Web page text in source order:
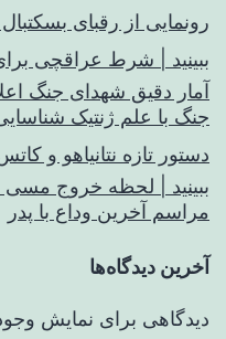
رونمایی از رقبای
ببینید | شرط عراقچی
جنگ با علم ژنتیک
دستور تازه نتانیاهو و
ببینید | لحظه خروج
مراسم آخرین وداع با پدر
آخرین دیدگاه‌ها
دیدگاهی برای نمایش